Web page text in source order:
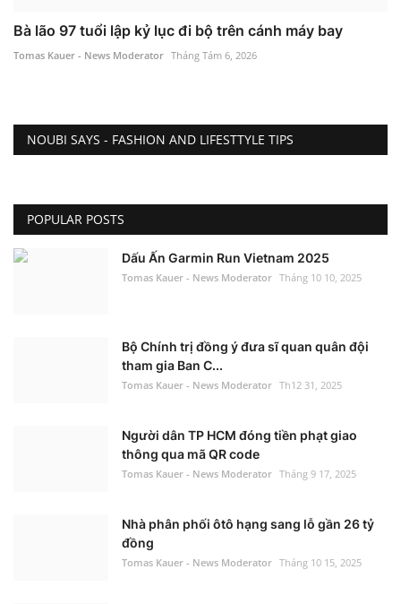
Bà lão 97 tuổi lập kỷ lục đi bộ trên cánh máy bay
Tomas Kauer - News Moderator Tháng Tám 6, 2026
NOUBI SAYS - FASHION AND LIFESTTYLE TIPS
POPULAR POSTS
Dấu Ấn Garmin Run Vietnam 2025
Tomas Kauer - News Moderator Tháng 10 10, 2025
Bộ Chính trị đồng ý đưa sĩ quan quân đội
tham gia Ban C...
Tomas Kauer - News Moderator Th12 31, 2025
Người dân TP HCM đóng tiền phạt giao
thông qua mã QR code
Tomas Kauer - News Moderator Tháng 9 17, 2025
Nhà phân phối ôtô hạng sang lỗ gần 26 tỷ
đồng
Tomas Kauer - News Moderator Tháng 10 15, 2025